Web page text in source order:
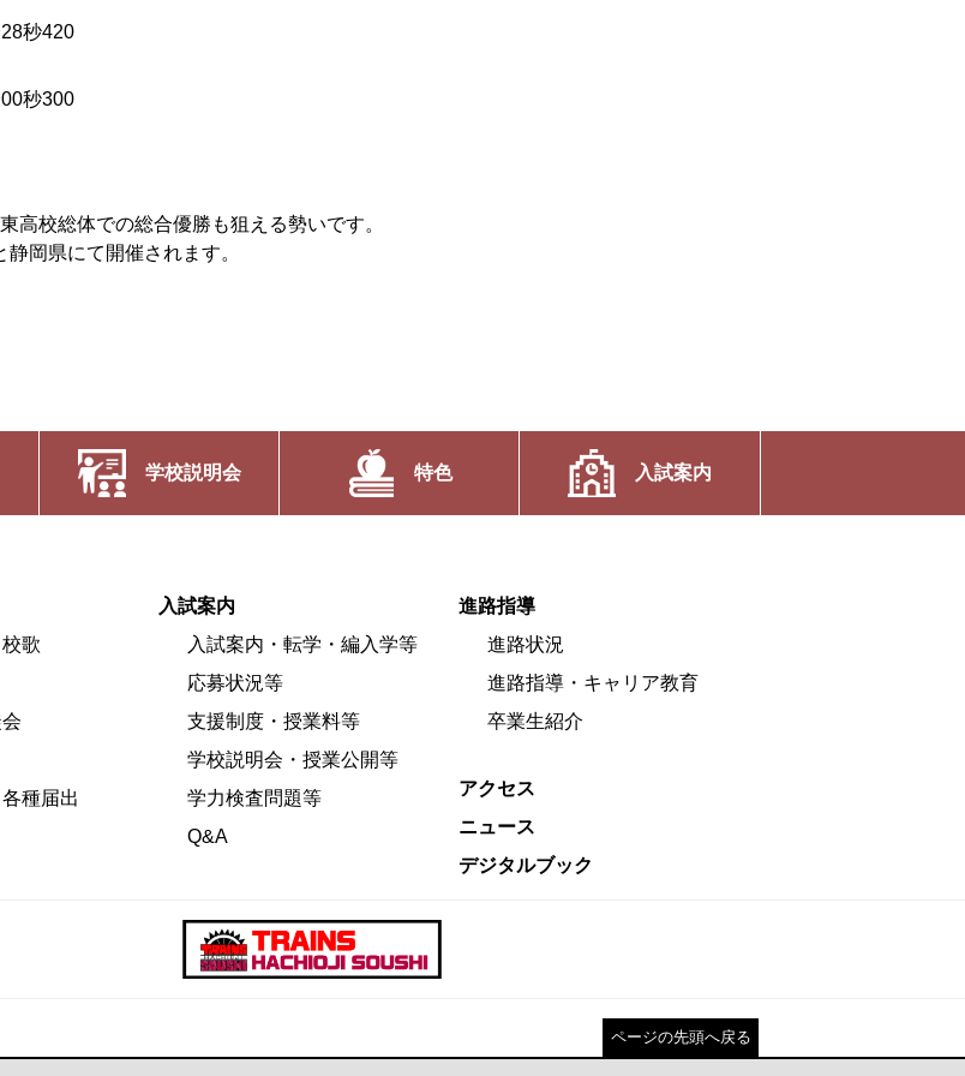
秒420
秒300
高校総体での総合優勝も狙える勢いです。
岡県にて開催されます。
学校説明会 特色 入試案内
歌
種届出
入試案内
入試案内・転学・編入学等
応募状況等
支援制度・授業料等
学校説明会・授業公開等
学力検査問題等
Q&A
進路指導
進路状況
進路指導・キャリア教育
卒業生紹介
アクセス
ニュース
デジタルブック
ページの先頭へ戻る